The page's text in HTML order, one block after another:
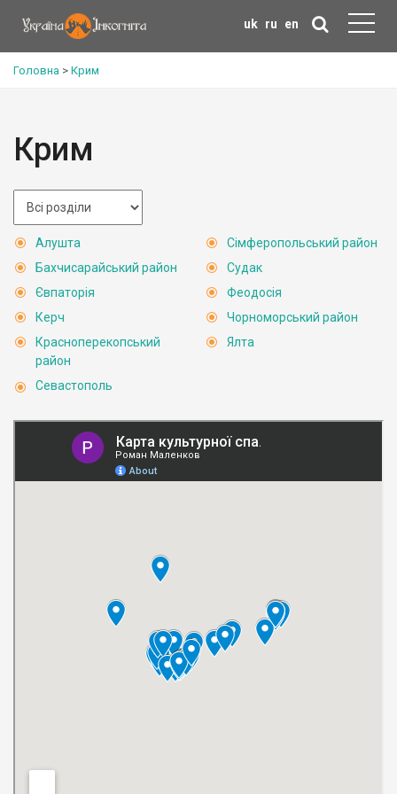
uk ru en
Головна > Крим
Крим
Алушта
Бахчисарайський район
Євпаторія
Керч
Красноперекопський
район
Севастополь
Сімферопольський район
Судак
Феодосія
Чорноморський район
Ялта